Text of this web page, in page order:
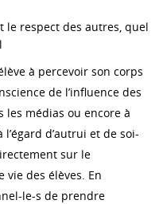
le respect des autres, quel
à percevoir son corps
de l’influence des
les médias ou encore à
d’autrui et de soi-
sur le
vie des élèves. En
le-s de prendre